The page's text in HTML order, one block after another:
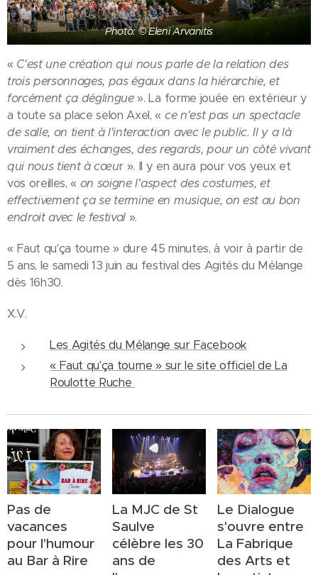
Photo: © Eleni Arvanitis
« C'est une création qui nous parle de la relation des
trois personnages, pas égaux dans la hiérarchie, et
forcément ça déglingue». La forme jouée en extérieur y
a toute sa place selon Axel, « ce n'est pas un spectacle
de salle, on tient à l'interaction avec le public. Il y a là
vraiment des échanges, des regards, pour un côté vivant
qui nous tient à cœur ». Il y en aura pour vos yeux et
vos oreilles, « on soigne l'aspect des costumes, et
effectivement ça se termine en musique, on est au bon
endroit avec le festival ».
« Faut qu'ça tourne » dure 45 minutes, à voir à partir de
5 ans, le samedi 13 juin au festival des Agités du Mélange
dès 16h30.
X.V.
Les Agités du Mélange sur Facebook
« Faut qu'ça tourne » sur le site officiel de La
Roulotte Ruche
Pas de
vacances
pour l'humour
au Bar à Rire
La MJC de St
Saulve
célèbre les 30
ans de
Le Dialogue
s'ouvre entre
La Fabrique
des Arts et